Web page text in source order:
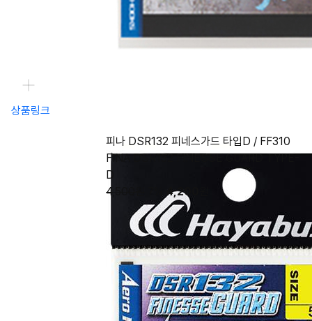
상품링크
피나 DSR132 피네스가드 타입D / FF310
FINA DSR132 FINESSE GUARD TYPE-
D
4,500원
4,200